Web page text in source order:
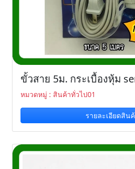
ขั้วสาย 5ม. กระเบื้องหุ้ม
หมวดหมู่ : สินค้าทั่วไป01
รายละเอียดสิน